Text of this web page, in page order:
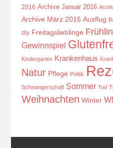
2016 Archive Januar 2016
Archive März 2016 Ausflug
diy Freitagslieblinge
Gewinnspiel
Kindergarten Krankenhaus
Natur Pflege Politik
Schwangerschaft Sommer Tod
Weihnachten Winter